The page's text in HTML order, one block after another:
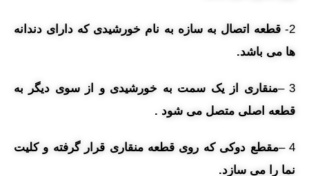
2-
قطعه اتصال به سازه به نام خورشیدی که دارای دندانه
ها می باشد.
3 –
منقاری از یک سمت به خورشیدی و از سوی دیگر به
قطعه اصلی متصل می شود .
4 –
مقطع دوکی که روی قطعه منقاری قرار گرفته و کلیت
نما را می سازد.